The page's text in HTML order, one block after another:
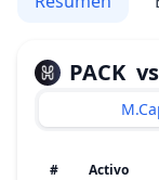
PACK
# Activo